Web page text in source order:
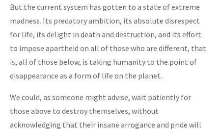
But the current system has gotten to a state of extreme
madness. Its predatory ambition, its absolute disrespect
for life, its delight in death and destruction, and its effort
to impose apartheid on all of those who are different, that
is, all of those below, is taking humanity to the point of
disappearance as a form of life on the planet.
We could, as someone might advise, wait patiently for
those above to destroy themselves, without
acknowledging that their insane arrogance and pride will